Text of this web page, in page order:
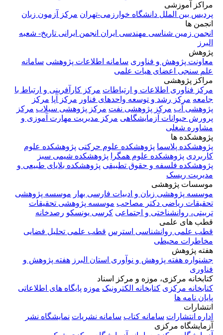
تهران مرکز آزمون زبان
ایرانانجمن ایرانی تاریخ- شعبه
اطلاعات پژوهشی سامانه
مرکز کارآفرینی و ارتباط با
فناور مرکز آپا مرکز
مرکز پژوهشی سیلاب مرکز
مرکز مدیریت مهارت آموزی و
علوم حرکتی پژوهشکده علوم
پژوهشکده شیمی سبز
پژوهشکده بلایای طبیعی و
فارسی بهار موسسه پژوهشی
موسسه پژوهشی تحقیقات
کرسی یونسکو رصدخانه
قطب علمی تحلیل فضایی
استان البرز هفته پژوهش و
اسناد
موزه پایگاه های اطلاعاتی
سامانه نشریات نمایشگاه نشر